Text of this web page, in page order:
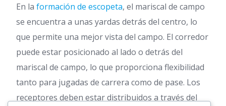
En la formación de escopeta, el mariscal de campo
se encuentra a unas yardas detrás del centro, lo
que permite una mejor vista del campo. El corredor
puede estar posicionado al lado o detrás del
mariscal de campo, lo que proporciona flexibilidad
tanto para jugadas de carrera como de pase. Los
receptores deben estar distribuidos a través del